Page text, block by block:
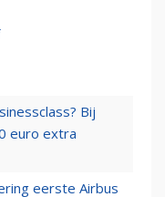
Bij
euro extra
eerste Airbus